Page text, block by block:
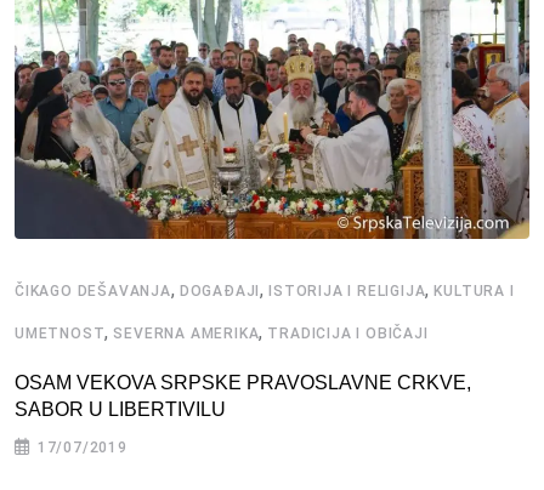
ČIKAGO DEŠAVANJA, DOGAĐAJI, ISTORIJA I RELIGIJA,KULTURA I
UMETNOST, SEVERNA AMERIKA, TRADICIJA I OBIČAJI
OSAM VEKOVA SRPSKE PRAVOSLAVNE CRKVE,
SABOR U LIBERTIVILU
17/07/2019